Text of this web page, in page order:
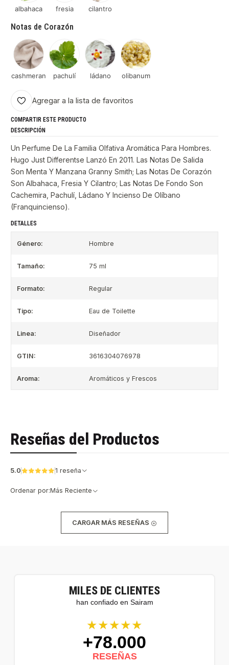
albahaca fresia cilantro
Notas de Corazón
cashmeran pachulí ládano olibanum
Agregar a la lista de favoritos
COMPARTIR ESTE PRODUCTO
DESCRIPCIÓN
Un Perfume De La Familia Olfativa Aromática Para Hombres.
Hugo Just Differentse Lanzó En 2011. Las Notas De Salida
Son Menta Y Manzana Granny Smith; Las Notas De Corazón
Son Albahaca, Fresia Y Cilantro; Las Notas De Fondo Son
Cachemira, Pachulí, Ládano Y Incienso De Olíbano
(Franquincienso).
DETALLES
Género: Hombre
Tamaño: 75 ml
Formato: Regular
Tipo: Eau de Toilette
Linea: Diseñador
GTIN: 3616304076978
Aroma: Aromáticos y Frescos
Reseñas del Productos
5.0 1 reseña
Ordenar por:Más Reciente
CARGAR MÁS RESEÑAS
MILES DE CLIENTES
han confiado en Sairam
★★★★★
+78.000
RESEÑAS